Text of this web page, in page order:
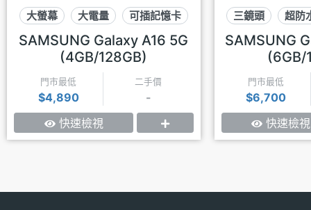
大螢幕 大電量 可插記憶卡
SAMSUNG Galaxy A16 5G
(4GB/128GB)
門市最低
$4,890
二手價
-
快速檢視
三鏡頭 超防
SAMSUNG
(6GB/
門市最低
$6,700
快速檢視